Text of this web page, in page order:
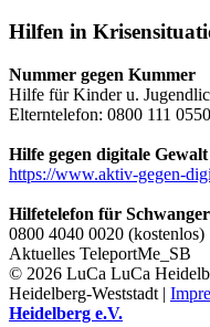
Hilfen in
Nummer gegen Kummer
Hilfe für Kinder u.
Elterntelefon: 0800 111 0550
Hilfe gegen digitale Gewalt
https://www.aktiv-gegen-
Hilfetelefon für
0800 4040 0020 (kostenlos)
Aktuelles TeleportMe_SB
© 2026 LuCa LuCa
Heidelberg-Weststadt |
Heidelberg e.V.